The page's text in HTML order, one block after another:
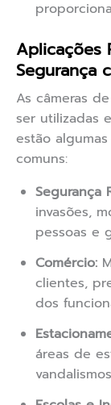
Aplicações
Segurança
As câmeras
ser utilizadas
estão
comuns:
Segurança
invasões,
pessoas e
Comércio:
clientes,
dos
áreas de